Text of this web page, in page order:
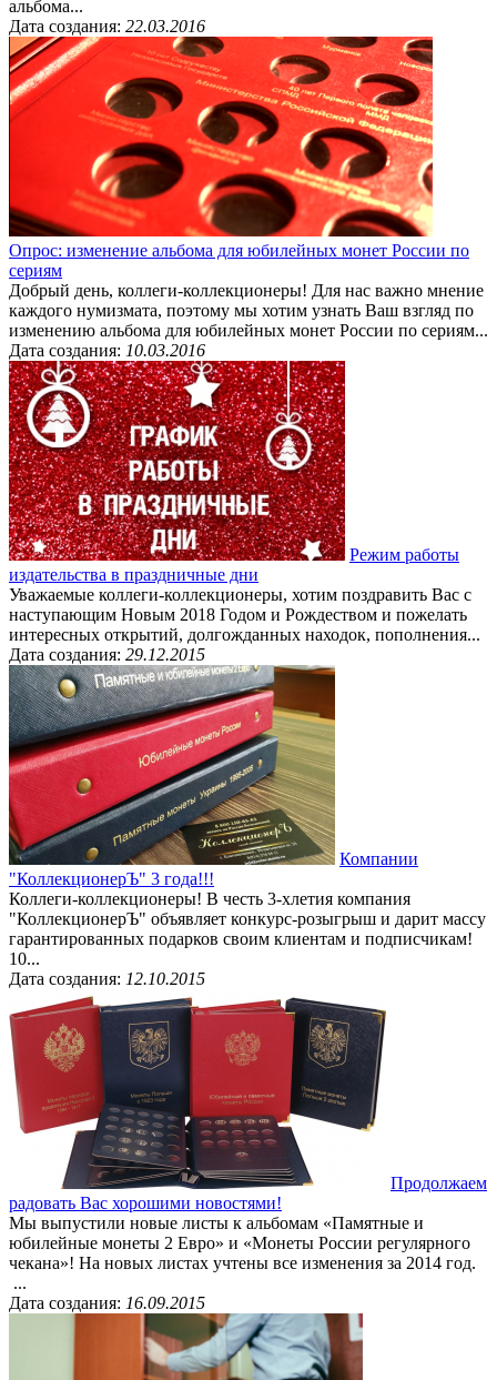
альбома...
Дата создания: 22.03.2016
Опрос: изменение альбома для юбилейных монет России по
сериям
Добрый день, коллеги-коллекционеры! Для нас важно мнение
каждого нумизмата, поэтому мы хотим узнать Ваш взгляд по
изменению альбома для юбилейных монет России по сериям...
Дата создания: 10.03.2016
Режим работы
издательства в праздничные дни
Уважаемые коллеги-коллекционеры, хотим поздравить Вас с
наступающим Новым 2018 Годом и Рождеством и пожелать
интересных открытий, долгожданных находок, пополнения...
Дата создания: 29.12.2015
Компании
"КоллекционерЪ" 3 года!!!
Коллеги-коллекционеры! В честь 3-хлетия компания
"КоллекционерЪ" объявляет конкурс-розыгрыш и дарит массу
гарантированных подарков своим клиентам и подписчикам!
10...
Дата создания: 12.10.2015
Продолжаем
радовать Вас хорошими новостями!
Мы выпустили новые листы к альбомам «Памятные и
юбилейные монеты 2 Евро» и «Монеты России регулярного
чекана»! На новых листах учтены все изменения за 2014 год.
...
Дата создания: 16.09.2015